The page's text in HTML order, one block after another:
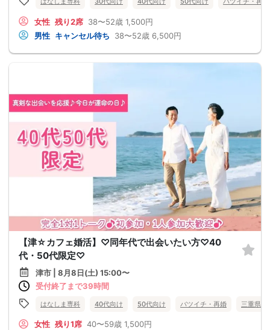
女性 残り2席 38〜52歳 1,500円
男性 キャンセル待ち 38〜52歳 6,500円
【津☆カフェ婚活】♡同年代で出会いたい方♡40
代・50代限定♡
津市 | 8月8日(土) 15:00〜
受付終了まで39時間
はなしま専科 40代向け 50代向け バツイチ・再婚 三重県
女性 残り1席 40〜59歳 1,500円